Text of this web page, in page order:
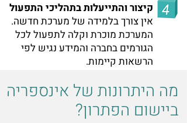
קיצור והתייעלות בתהליכי התפעול
אין צורך בלמידה של מערכת חדשה.
המערכת מוכרת וקלה לתפעול לכל
הגורמים בחברה והמידע נגיש לפי
הרשאות קיימות.
מה היתרונות של אינספריה
ביישום הפתרון?